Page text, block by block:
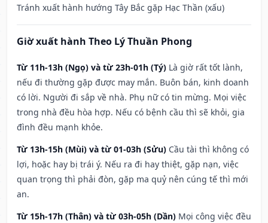
Tránh xuất hành hướng Tây Bắc gặp Hạc Thần (xấu)
Giờ xuất hành Theo Lý Thuần Phong
Từ 11h-13h (Ngọ) và từ 23h-01h (Tý) Là giờ rất tốt lành,
nếu đi thường gặp được may mắn. Buôn bán, kinh doanh
có lời. Người đi sắp về nhà. Phụ nữ có tin mừng. Mọi việc
trong nhà đều hòa hợp. Nếu có bệnh cầu thì sẽ khỏi, gia
đình đều mạnh khỏe.
Từ 13h-15h (Mùi) và từ 01-03h (Sửu) Cầu tài thì không có
lợi, hoặc hay bị trái ý. Nếu ra đi hay thiệt, gặp nạn, việc
quan trọng thì phải đòn, gặp ma quỷ nên cúng tế thì mới
an.
Từ 15h-17h (Thân) và từ 03h-05h (Dần) Mọi công việc đều